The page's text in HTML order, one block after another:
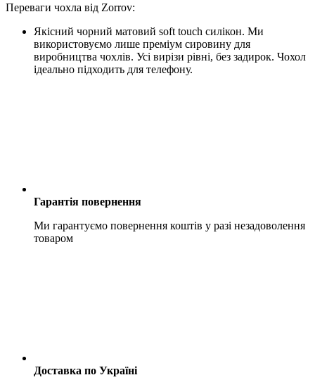
Переваги чохла від Zorrov:
Якісний чорний матовий soft touch силікон. Ми
використовуємо лише преміум сировину для
виробництва чохлів. Усі вирізи рівні, без задирок. Чохол
ідеально підходить для телефону.
Гарантія повернення
Ми гарантуємо повернення коштів у разі незадоволення
товаром
Доставка по Україні